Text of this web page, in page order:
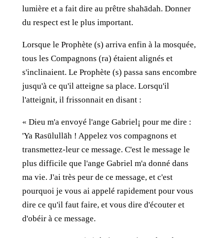
lumière et a fait dire au prêtre shahādah. Donner
du respect est le plus important.
Lorsque le Prophète (s) arriva enfin à la mosquée,
tous les Compagnons (ra) étaient alignés et
s'inclinaient. Le Prophète (s) passa sans encombre
jusqu'à ce qu'il atteigne sa place. Lorsqu'il
l'atteignit, il frissonnait en disant :
« Dieu m'a envoyé l'ange Gabriel¡ pour me dire :
'Ya Rasūlullāh ! Appelez vos compagnons et
transmettez-leur ce message. C'est le message le
plus difficile que l'ange Gabriel m'a donné dans
ma vie. J'ai très peur de ce message, et c'est
pourquoi je vous ai appelé rapidement pour vous
dire ce qu'il faut faire, et vous dire d'écouter et
d'obéir à ce message.